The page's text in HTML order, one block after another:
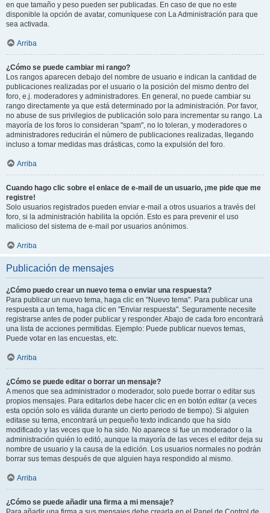
en que tamaño y peso pueden ser publicadas. En caso de que no este
disponible la opción de avatar, comuníquese con La Administración para que
sea activada.
Arriba
¿Cómo se puede cambiar mi rango?
Los rangos aparecen debajo del nombre de usuario e indican la cantidad de
publicaciones realizadas por el usuario o la posición del mismo dentro del
foro, e.j. moderadores y administradores. En general, no puede cambiar su
rango directamente ya que está determinado por la administración. Por favor,
no abuse de sus privilegios de publicación solo para incrementar su rango. La
mayoría de los foros lo consideran "spam", no lo toleran, y moderadores o
administradores reducirán el número de publicaciones realizadas, llegando
incluso a tomar medidas mas drásticas, como la expulsión del foro.
Arriba
Cuando hago clic sobre el enlace de e-mail de un usuario, ¡me pide que me
registre!
Solo usuarios registrados pueden enviar e-mail a otros usuarios a través del
foro, si la administración habilita la opción. Esto es para prevenir el uso
malicioso del sistema de e-mail por usuarios anónimos.
Arriba
Publicación de mensajes
¿Cómo puedo crear un nuevo tema o enviar una respuesta?
Para publicar un nuevo tema, haga clic en "Nuevo tema". Para publicar una
respuesta a un tema, haga clic en "Enviar respuesta". Seguramente necesite
registrarse antes de poder publicar y responder. Abajo de cada foro encontrará
una lista de acciones permitidas. Ejemplo: Puede publicar nuevos temas,
Puede votar en las encuestas, etc.
Arriba
¿Cómo se puede editar o borrar un mensaje?
A menos que sea administrador o moderador, solo puede borrar o editar sus
propios mensajes. Para editarlos debe hacer clic en en botón editar(a veces
esta opción solo es válida durante un cierto periodo de tiempo). Si alguien
editase su tema, encontrará un pequeño texto indicando que ha sido
modificado y las veces que lo ha sido. No aparece si fue un moderador o la
administración quién lo editó, aunque la mayoría de las veces el editor deja su
nombre de usuario y la causa de la edición. Los usuarios normales no podrán
borrar sus temas después de que alguien haya respondido al mismo.
Arriba
¿Cómo se puede añadir una firma a mi mensaje?